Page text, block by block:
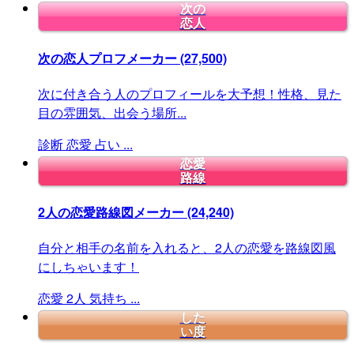
次の
恋人
次の恋人プロフメーカー(27,500)
次に付き合う人のプロフィールを大予想！性格、見た
目の雰囲気、出会う場所...
診断恋愛 占い ...
恋愛
路線
2人の恋愛路線図メーカー(24,240)
自分と相手の名前を入れると、2人の恋愛を路線図風
にしちゃいます！
恋愛 2人 気持ち ...
した
い度